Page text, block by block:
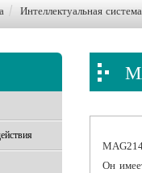
Интеллектуальная
Он